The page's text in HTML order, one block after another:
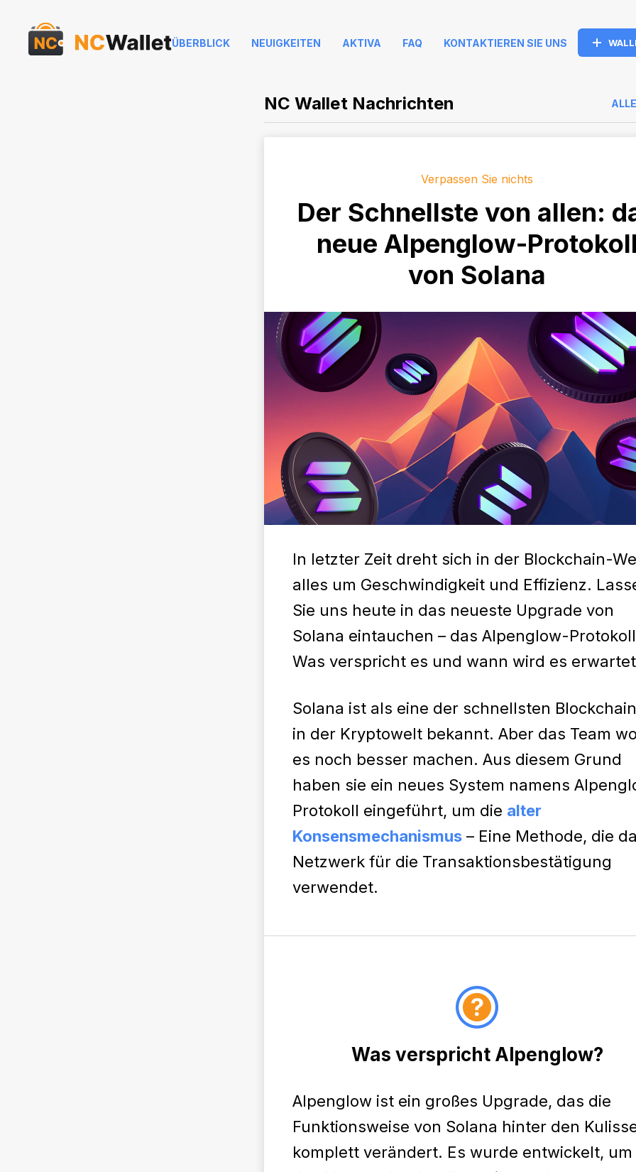
ÜBERBLICK NEUIGKEITEN AKTIVA FAQ KONTAKTIEREN SIE UNS
NC Wallet Nachrichten
Verpassen Sie nichts
Der Schnellste von allen:
neue Alpenglow-
von Solana
In letzter Zeit dreht sich in der Blockchain-
alles um Geschwindigkeit und Effizienz.
Sie uns heute in das neueste Upgrade von
Solana eintauchen – das Alpenglow-
Was verspricht es und wann wird es
Solana ist als eine der schnellsten
in der Kryptowelt bekannt. Aber das Team
es noch besser machen. Aus diesem Grund
haben sie ein neues System namens
Protokoll eingeführt, um die alter
Konsensmechanismus – Eine Methode, die
Netzwerk für die Transaktionsbestätigung
verwendet.
Was verspricht Alpenglow?
Alpenglow ist ein großes Upgrade, das die
Funktionsweise von Solana hinter den
komplett verändert. Es wurde entwickelt, um